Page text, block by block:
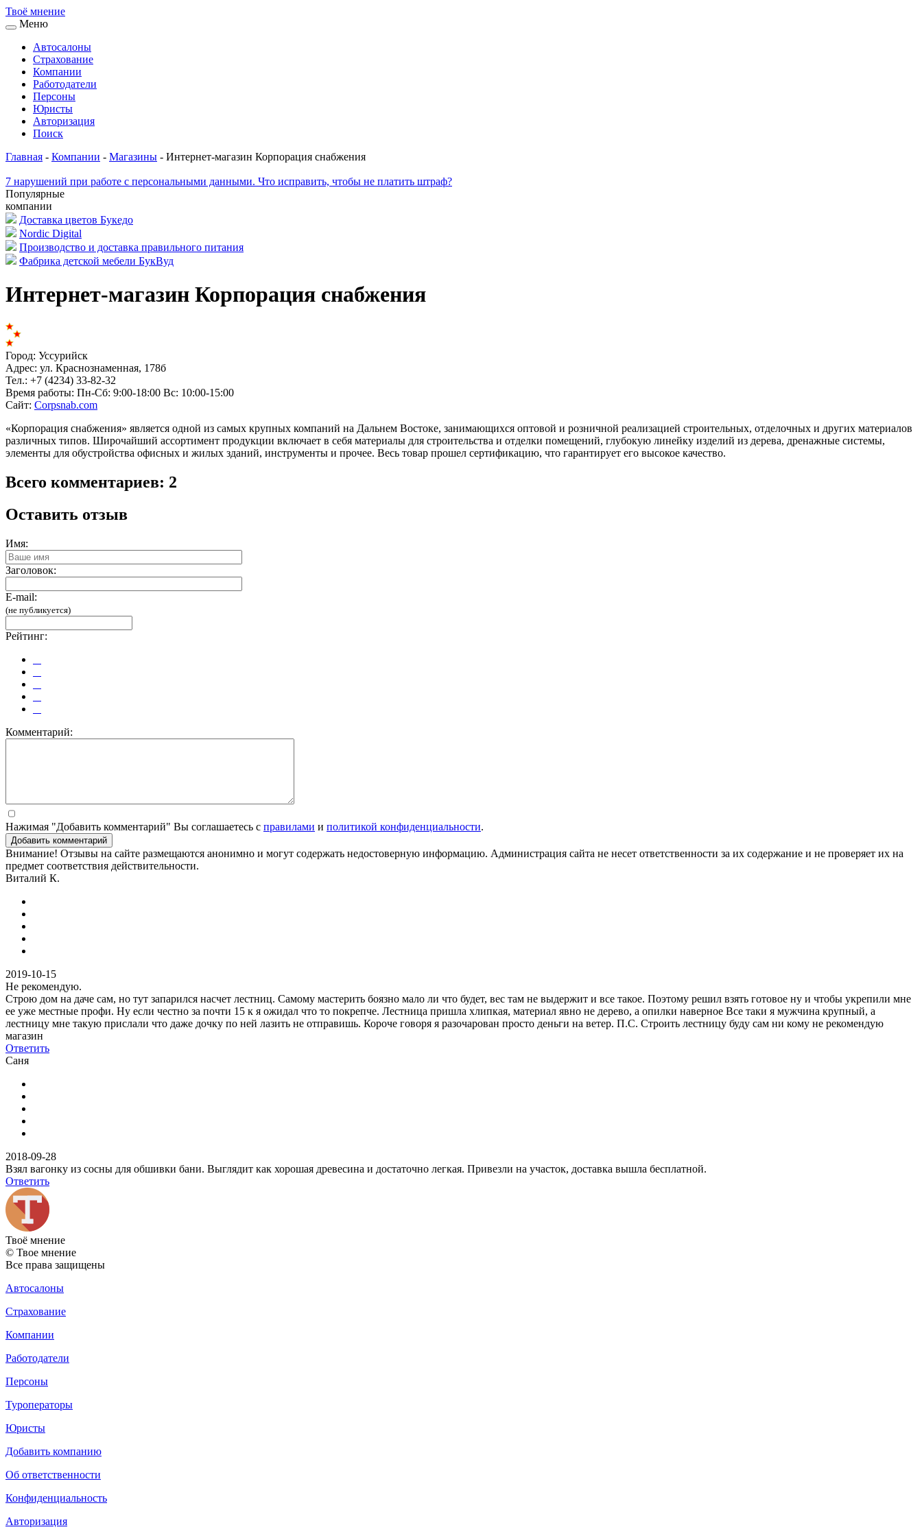
Твоё мнение
Меню
Автосалоны
Страхование
Компании
Работодатели
Персоны
Юристы
Авторизация
Поиск
Главная - Компании - Магазины - Интернет-магазин Корпорация снабжения
7 нарушений при работе с персональными данными. Что исправить, чтобы не платить штраф?
Популярные
компании
Доставка цветов Букедо
Nordic Digital
Производство и доставка правильного питания
Фабрика детской мебели БукВуд
Интернет-магазин Корпорация снабжения
Город: Уссурийск
Адрес: ул. Краснознаменная, 178б
Тел.: +7 (4234) 33-82-32
Время работы: Пн-Сб: 9:00-18:00 Вс: 10:00-15:00
Сайт: Corpsnab.com
«Корпорация снабжения» является одной из самых крупных компаний на Дальнем Востоке, занимающихся оптовой и розничной реализацией строительных, отделочных и других материалов
различных типов. Широчайший ассортимент продукции включает в себя материалы для строительства и отделки помещений, глубокую линейку изделий из дерева, дренажные системы,
элементы для обустройства офисных и жилых зданий, инструменты и прочее. Весь товар прошел сертификацию, что гарантирует его высокое качество.
Всего комментариев: 2
Оставить отзыв
Имя:
Заголовок:
E-mail:
(не публикуется)
Рейтинг:
Комментарий:
Нажимая "Добавить комментарий" Вы соглашаетесь с правилами и политикой конфиденциальности.
Добавить комментарий
Внимание! Отзывы на сайте размещаются анонимно и могут содержать недостоверную информацию. Администрация сайта не несет ответственности за их содержание и не проверяет их на
предмет соответствия действительности.
Виталий К.
2019-10-15
Не рекомендую.
Строю дом на даче сам, но тут запарился насчет лестниц. Самому мастерить боязно мало ли что будет, вес там не выдержит и все такое. Поэтому решил взять готовое ну и чтобы укрепили мне
ее уже местные профи. Ну если честно за почти 15 к я ожидал что то покрепче. Лестница пришла хлипкая, материал явно не дерево, а опилки наверное Все таки я мужчина крупный, а
лестницу мне такую прислали что даже дочку по ней лазить не отправишь. Короче говоря я разочарован просто деньги на ветер. П.С. Строить лестницу буду сам ни кому не рекомендую
магазин
Ответить
Саня
2018-09-28
Взял вагонку из сосны для обшивки бани. Выглядит как хорошая древесина и достаточно легкая. Привезли на участок, доставка вышла бесплатной.
Ответить
Твоё мнение
© Твое мнение
Все права защищены
Автосалоны
Страхование
Компании
Работодатели
Персоны
Туроператоры
Юристы
Добавить компанию
Об ответственности
Конфиденциальность
Авторизация